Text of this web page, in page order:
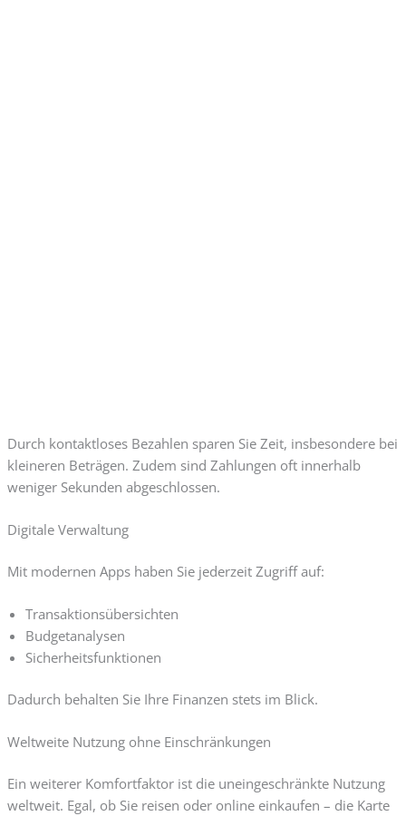
Durch kontaktloses Bezahlen sparen Sie Zeit, insbesondere bei
kleineren Beträgen. Zudem sind Zahlungen oft innerhalb
weniger Sekunden abgeschlossen.
Digitale Verwaltung
Mit modernen Apps haben Sie jederzeit Zugriff auf:
Transaktionsübersichten
Budgetanalysen
Sicherheitsfunktionen
Dadurch behalten Sie Ihre Finanzen stets im Blick.
Weltweite Nutzung ohne Einschränkungen
Ein weiterer Komfortfaktor ist die uneingeschränkte Nutzung
weltweit. Egal, ob Sie reisen oder online einkaufen – die Karte